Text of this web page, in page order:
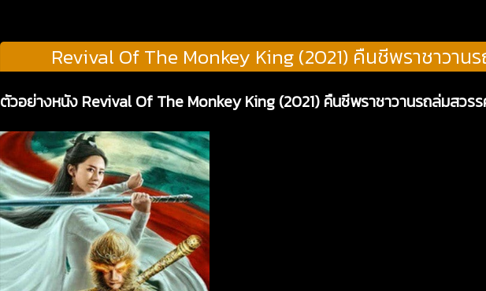
Revival Of The Monkey King (2021) คืนชีพราชาวาน
ตัวอย่างหนัง Revival Of The Monkey King (2021) คืนชีพราชาวานรถล่มสวร